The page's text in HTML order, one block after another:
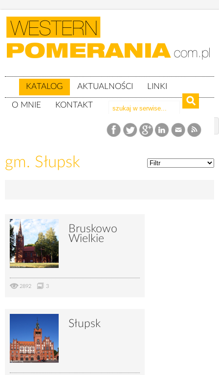
KATALOG AKTUALNOŚCI LINKI
O MNIE KONTAKT
Katalog woj. pomorskie
gm. Słupsk
Bruskowo
Wielkie
2892 3
Słupsk